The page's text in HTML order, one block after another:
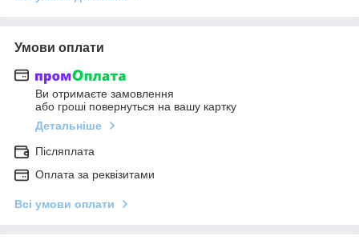
Умови оплати
Ви отримаєте замовлення
або гроші повернуться на вашу картку
Детальніше
Післяплата
Оплата за реквізитами
Всі умови оплати